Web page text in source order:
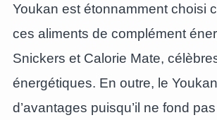
Youkan est étonnamment choisi
ces aliments de complément
Snickers et Calorie Mate,
énergétiques. En outre, le
d’avantages puisqu’il ne fond